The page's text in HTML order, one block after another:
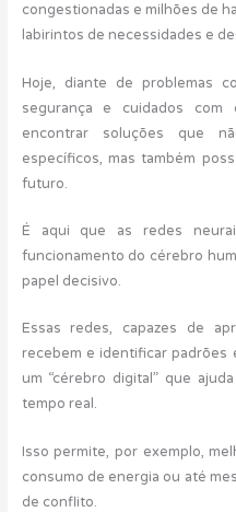
congestionadas e milhões de
labirintos de necessidades e
Hoje, diante de problemas
segurança e cuidados com
encontrar soluções que
específicos, mas também
futuro.
É aqui que as redes
funcionamento do cérebro
papel decisivo.
Essas redes, capazes de
recebem e identificar padrões
um “cérebro digital” que
tempo real.
Isso permite, por exemplo,
consumo de energia ou até
de conflito.